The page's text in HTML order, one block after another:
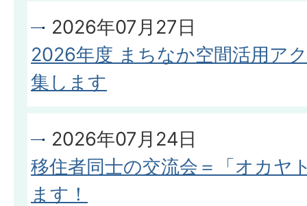
2026年07月27日
2026年度 まちなか空間活用ア
集します
2026年07月24日
移住者同士の交流会＝「オカヤ
ます！